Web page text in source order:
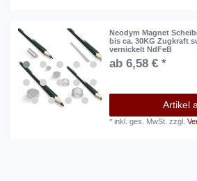
Neodym Magnet
bis ca. 30KG Zugkraft
vernickelt NdFeB
ab 6,58 € *
Artikel
*inkl. ges. MwSt. zzgl.